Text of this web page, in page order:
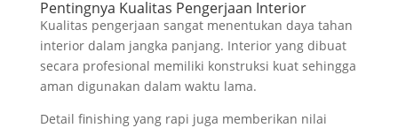
Pentingnya Kualitas Pengerjaan Interior
Kualitas pengerjaan sangat menentukan daya tahan
interior dalam jangka panjang. Interior yang dibuat
secara profesional memiliki konstruksi kuat sehingga
aman digunakan dalam waktu lama.
Detail finishing yang rapi juga memberikan nilai